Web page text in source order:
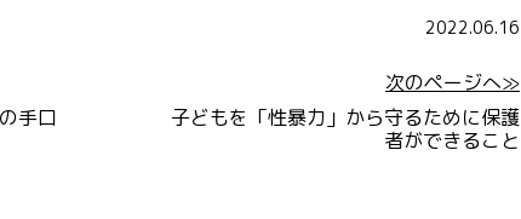
2022.06.16
次のページへ≫
手口
子どもを「性暴力」から守るために保護
者ができること